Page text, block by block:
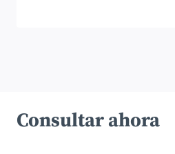
Consultar ahora